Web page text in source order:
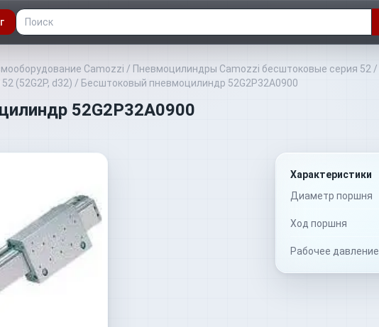
Camozzi / Пневмоцилиндры Camozzi бесштоковые серия 52 /
(52G2P, d32) / Бесштоковый пневмоцилиндр 52G2P32A0900
52G2P32A0900
Характеристики
Диаметр поршня
Ход поршня
Рабочее давление